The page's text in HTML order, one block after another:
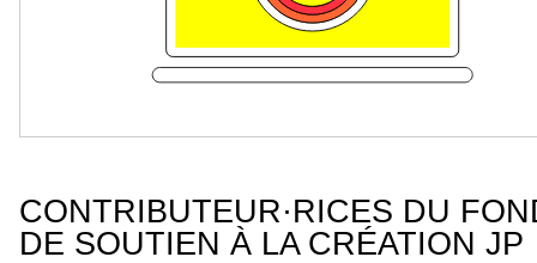
CONTRIBUTEUR·RICES DU
DE SOUTIEN À LA CRÉATION JP